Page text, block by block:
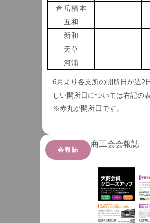
倉岳栖本
五和
新和
天草
河浦
6月より各支所の開所日が週2
しい開所日については右記の
※赤丸が開所日です。
会報誌
商工会会報誌